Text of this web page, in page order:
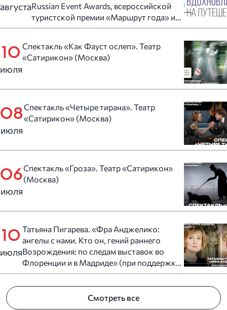
августаRussian Event Awards, всероссийской
туристской премии «Маршрут года» и
всероссийском конкурсе
10
июля
Спектакль «Как Фауст ослеп». Театр
«Сатирикон» (Москва)
08
июля
Спектакль «Четыре тирана». Театр
«Сатирикон» (Москва)
06
июля
Спектакль «Гроза». Театр «Сатирикон»
(Москва)
10
июля
Татьяна Пигарева. «Фра Анджелико:
ангелы с нами. Кто он, гений раннего
Возрождения: по следам выставок во
Флоренции и в Мадриде» (при поддержке
отеля «Индиго» Санкт-Петербург)
Смотреть все